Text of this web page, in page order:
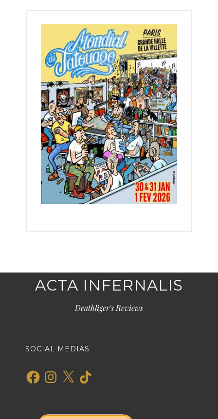
ACTA INFERNALIS
Deathliger's Reviews
SOCIAL MEDIAS
FacebookInstagram
X TikTok